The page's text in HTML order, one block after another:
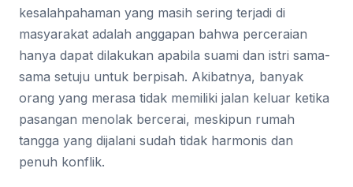
kesalahpahaman yang masih sering terjadi di
masyarakat adalah anggapan bahwa perceraian
hanya dapat dilakukan apabila suami dan istri sama-
sama setuju untuk berpisah. Akibatnya, banyak
orang yang merasa tidak memiliki jalan keluar ketika
pasangan menolak bercerai, meskipun rumah
tangga yang dijalani sudah tidak harmonis dan
penuh konflik.